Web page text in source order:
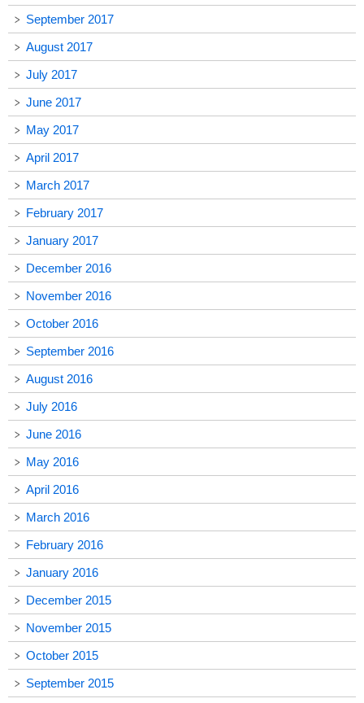
September 2017
August 2017
July 2017
June 2017
May 2017
April 2017
March 2017
February 2017
January 2017
December 2016
November 2016
October 2016
September 2016
August 2016
July 2016
June 2016
May 2016
April 2016
March 2016
February 2016
January 2016
December 2015
November 2015
October 2015
September 2015